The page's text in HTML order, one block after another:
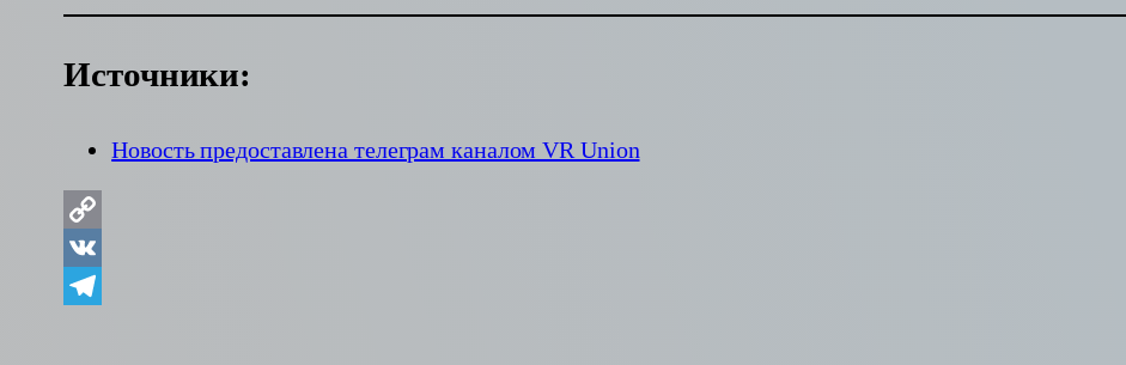
Источники:
Новость предоставлена телеграм каналом VR Union
Copy
Link
VK